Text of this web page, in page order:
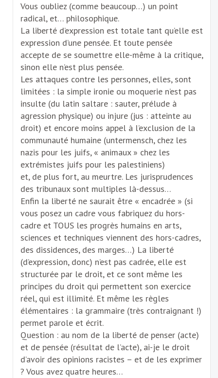
Vous oubliez (comme beaucoup…) un point
radical, et… philosophique.
La liberté d’expression est totale tant qu’elle est
expression d’une pensée. Et toute pensée
accepte de se soumettre elle-même à la critique,
sinon elle n’est plus pensée.
Les attaques contre les personnes, elles, sont
limitées : la simple ironie ou moquerie n’est pas
insulte (du latin saltare : sauter, prélude à
agression physique) ou injure (jus : atteinte au
droit) et encore moins appel à l’exclusion de la
communauté humaine (untermensch, chez les
nazis pour les juifs, « animaux » chez les
extrémistes juifs pour les palestiniens)
et, de plus fort, au meurtre. Les jurisprudences
des tribunaux sont multiples là-dessus…
Enfin la liberté ne saurait être « encadrée » (si
vous posez un cadre vous fabriquez du hors-
cadre et TOUS les progrès humains en arts,
sciences et techniques viennent des hors-cadres,
des dissidences, des marges…) La liberté
(d’expression, donc) n’est pas cadrée, elle est
structurée par le droit, et ce sont même les
principes du droit qui permettent son exercice
réel, qui est illimité. Et même les règles
élémentaires : la grammaire (très contraignant !)
permet parole et écrit.
Question : au nom de la liberté de penser (acte)
et de pensée (résultat de l’acte), ai-je le droit
d’avoir des opinions racistes – et de les exprimer
? Vous avez quatre heures…